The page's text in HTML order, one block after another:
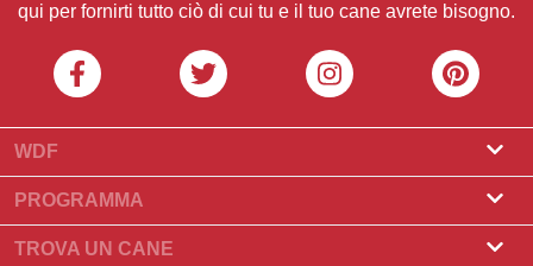
qui per fornirti tutto ciò di cui tu e il tuo cane avrete bisogno.
WDF
Riguardo a noi
Cos'è World Dog Finder
PROGRAMMA
Programma Allevatore
TROVA UN CANE